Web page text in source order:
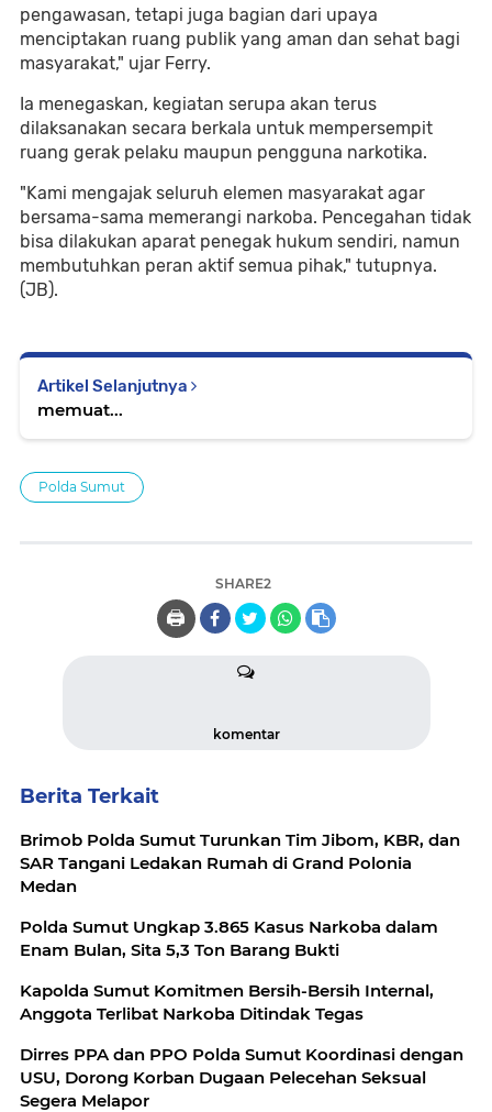
pengawasan, tetapi juga bagian dari upaya
menciptakan ruang publik yang aman dan sehat bagi
masyarakat," ujar Ferry.
Ia menegaskan, kegiatan serupa akan terus
dilaksanakan secara berkala untuk mempersempit
ruang gerak pelaku maupun pengguna narkotika.
"Kami mengajak seluruh elemen masyarakat agar
bersama-sama memerangi narkoba. Pencegahan tidak
bisa dilakukan aparat penegak hukum sendiri, namun
membutuhkan peran aktif semua pihak," tutupnya.
(JB).
Artikel Selanjutnya
memuat...
Polda Sumut
SHARE2
🖨️
komentar
Berita Terkait
Brimob Polda Sumut Turunkan Tim Jibom, KBR, dan
SAR Tangani Ledakan Rumah di Grand Polonia
Medan
Polda Sumut Ungkap 3.865 Kasus Narkoba dalam
Enam Bulan, Sita 5,3 Ton Barang Bukti
Kapolda Sumut Komitmen Bersih-Bersih Internal,
Anggota Terlibat Narkoba Ditindak Tegas
Dirres PPA dan PPO Polda Sumut Koordinasi dengan
USU, Dorong Korban Dugaan Pelecehan Seksual
Segera Melapor